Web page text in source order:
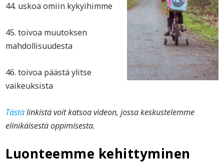
44. uskoa omiin kykyihimme
45. toivoa muutoksen
mahdollisuudesta
46. toivoa päästä ylitse
vaikeuksista
Tästälinkistä voit katsoa videon, jossa keskustelemme
elinikäisestä oppimisesta.
Luonteemme kehittyminen